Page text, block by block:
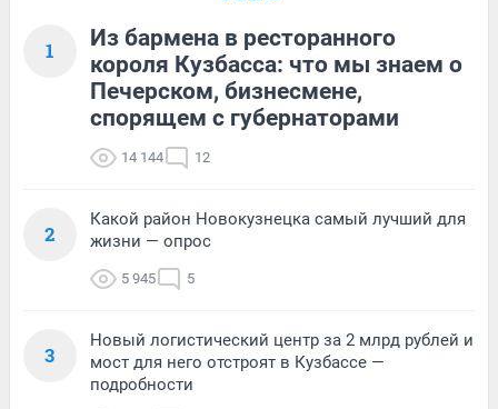
1
Из бармена в ресторанного
короля Кузбасса: что мы знаем о
Печерском, бизнесмене,
спорящем с губернаторами
14 144 12
2
Какой район Новокузнецка самый лучший для
жизни — опрос
5 945 5
3
Новый логистический центр за 2 млрд рублей и
мост для него отстроят в Кузбассе —
подробности